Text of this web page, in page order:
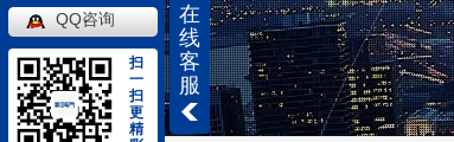
在
线
客
服
QQ咨询
扫
一
扫
更
精